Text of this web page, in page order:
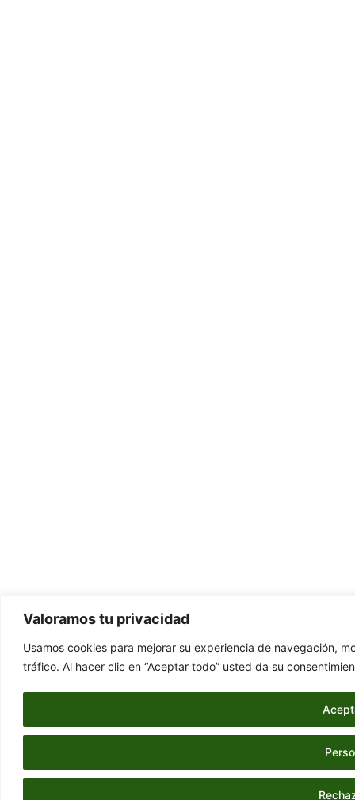
Valoramos tu privacidad
Usamos cookies para mejorar su experiencia de navegación,
tráfico. Al hacer clic en “Aceptar todo” usted da su